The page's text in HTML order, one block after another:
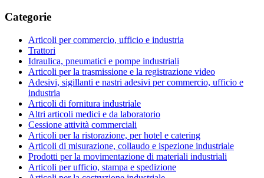
Categorie
Articoli per commercio, ufficio e industria
Trattori
Idraulica, pneumatici e pompe industriali
Articoli per la trasmissione e la registrazione video
Adesivi, sigillanti e nastri adesivi per commercio, ufficio e
industria
Articoli di fornitura industriale
Altri articoli medici e da laboratorio
Cessione attività commerciali
Articoli per la ristorazione, per hotel e catering
Articoli di misurazione, collaudo e ispezione industriale
Prodotti per la movimentazione di materiali industriali
Articoli per ufficio, stampa e spedizione